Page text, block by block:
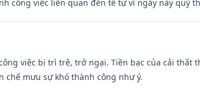
công việc liên quan đến tế tự vì ngày này quỷ
việc bị trì trệ, trở ngại. Tiền bạc của cải thất
chế mưu sự khó thành công như ý.